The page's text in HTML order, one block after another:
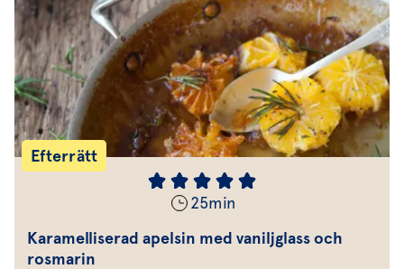
Efterrätt
25min
Karamelliserad apelsin med vaniljglass och
rosmarin